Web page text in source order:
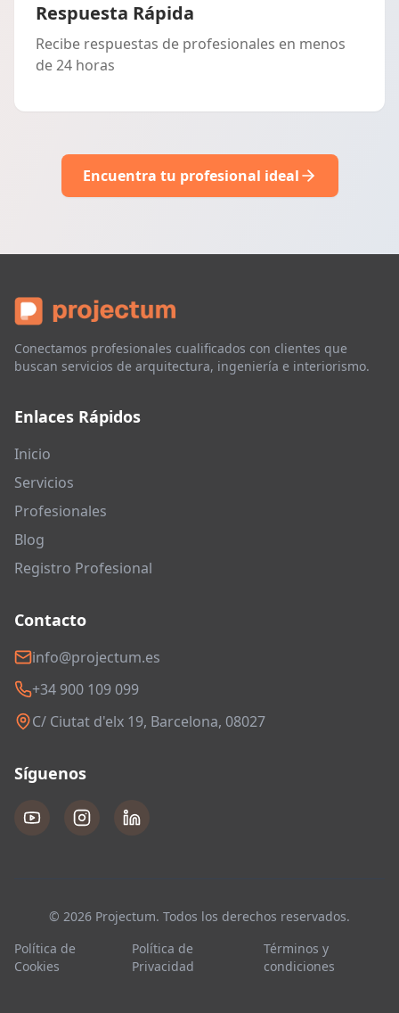
Respuesta Rápida
Recibe respuestas de profesionales en menos
de 24 horas
Encuentra tu profesional ideal
Conectamos profesionales cualificados con clientes que
buscan servicios de arquitectura, ingeniería e interiorismo.
Enlaces Rápidos
Inicio
Servicios
Profesionales
Blog
Registro Profesional
Contacto
info@projectum.es
+34 900 109 099
C/ Ciutat d'elx 19, Barcelona, 08027
Síguenos
© 2026 Projectum. Todos los derechos reservados.
Política de
Cookies
Política de
Privacidad
Términos y
condiciones